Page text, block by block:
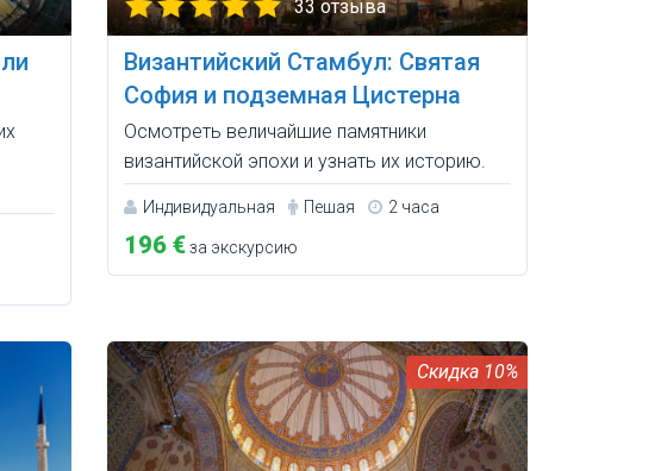
33 отзыва
Византийский Стамбул: Святая
София и подземная Цистерна
Осмотреть величайшие памятники
византийской эпохи и узнать их историю.
Индивидуальная Пешая 2 часа
196 €за экскурсию
10%